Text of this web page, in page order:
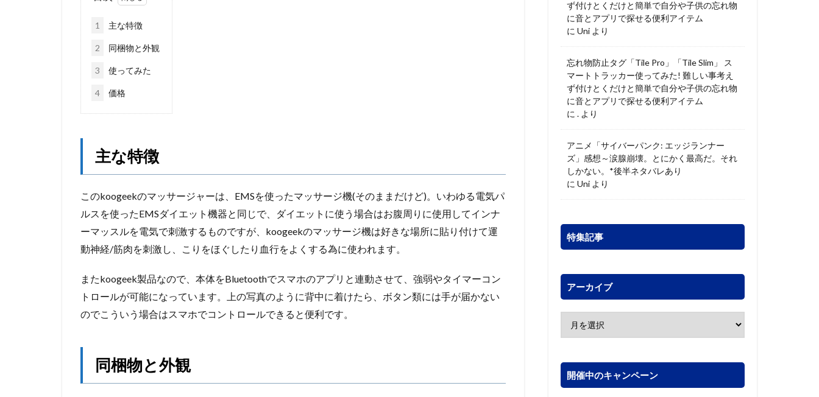
1 主な特徴
2 同梱物と外観
3 使ってみた
4 価格
主な特徴
このkoogeekのマッサージャーは、EMSを使ったマッサージ機(そのままだけど)。いわゆる電気パ
ルスを使ったEMSダイエット機器と同じで、ダイエットに使う場合はお腹周りに使用してインナ
ーマッスルを電気で刺激するものですが、koogeekのマッサージ機は好きな場所に貼り付けて運
動神経/筋肉を刺激し、こりをほぐしたり血行をよくする為に使われます。
またkoogeek製品なので、本体をBluetoothでスマホのアプリと連動させて、強弱やタイマーコン
トロールが可能になっています。上の写真のように背中に着けたら、ボタン類には手が届かない
のでこういう場合はスマホでコントロールできると便利です。
同梱物と外観
ず付けとくだけと簡単で自分や子供の忘れ物
に音とアプリで探せる便利アイテム
に Uni より
忘れ物防止タグ「Tile Pro」「Tile Slim」 ス
マートトラッカー使ってみた! 難しい事考え
ず付けとくだけと簡単で自分や子供の忘れ物
に音とアプリで探せる便利アイテム
に . より
アニメ「サイバーパンク: エッジランナー
ズ」感想～涙腺崩壊。とにかく最高だ。それ
しかない。*後半ネタバレあり
に Uni より
特集記事
アーカイブ
開催中のキャンペーン